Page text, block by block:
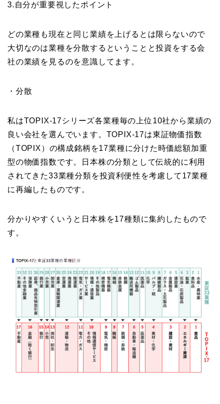
3.自分が重要視したポイント
どの業種も現在と同じ業績を上げるとは限らないので
大切なのは業種を分散するということと投資をする会
社の業績を見るのを意識してます。
・分散
私はTOPIX-17シリーズ各業種毎の上位10社から業績の
良い会社を選んでいます。TOPIX-17は東証物価指数
（TOPIX）の構成銘柄を17業種に分けた時価総額加重
型の物価指数です。日本株の分類として伝統的に利用
されてきた33業種分類を投資利便性を考慮して17業種
に再編したものです。
分かりやすくいうと日本株を17種類に集約したもので
す。